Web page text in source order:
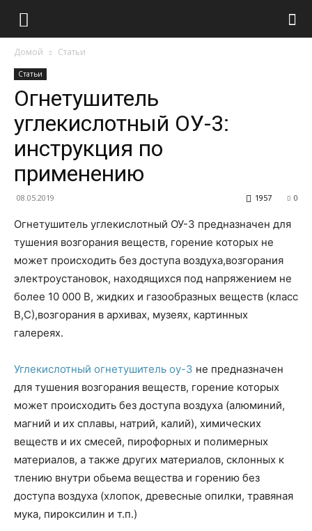
Домой Статьи
Статьи
Огнетушитель
углекислотный ОУ-3:
инструкция по
применению
08.05.2019 0
1957
Огнетушитель углекислотный ОУ-3 предназначен для
тушения возгорания веществ, горение которых не
может происходить без доступа воздуха,возгорания
электроустановок, находящихся под напряжением не
более 10 000 В, жидких и газообразных веществ (класс
В,С),возгорания в архивах, музеях, картинных
галереях.
Углекислотный огнетушитель оу-3 не предназначен
для тушения возгорания веществ, горение которых
может происходить без доступа воздуха (алюминий,
магний и их сплавы, натрий, калий), химических
веществ и их смесей, пирофорных и полимерных
материалов, а также других материалов, склонных к
тлению внутри обьема вещества и горению без
доступа воздуха (хлопок, древесные опилки, травяная
мука, пироксилин и т.п.)